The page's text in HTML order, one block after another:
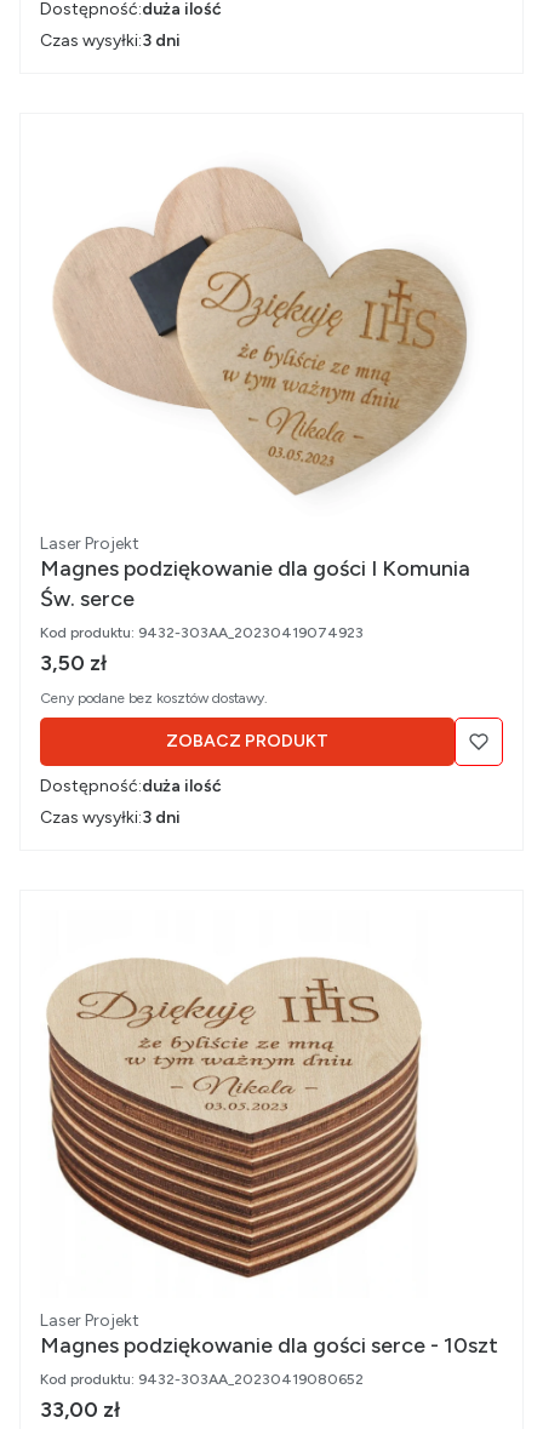
Dostępność:duża ilość
Czas wysyłki:3 dni
Producent
Laser Projekt
Magnes podziękowanie dla gości I Komunia
Św. serce
Kod produktu: 9432-303AA_20230419074923
Cena brutto
3,50 zł
Ceny podane bez kosztów dostawy.
ZOBACZ PRODUKT
Dostępność:duża ilość
Czas wysyłki:3 dni
Producent
Laser Projekt
Magnes podziękowanie dla gości serce - 10szt
Kod produktu: 9432-303AA_20230419080652
Cena brutto
33,00 zł